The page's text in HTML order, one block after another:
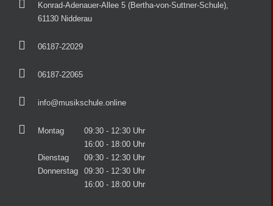
Konrad-Adenauer-Allee 5 (Bertha-von-Suttner-Schule),
61130 Nidderau
06187-22029
06187-22065
info@musikschule.online
Montag
09:30 - 12:30 Uhr
16:00 - 18:00 Uhr
Dienstag
09:30 - 12:30 Uhr
Donnerstag
09:30 - 12:30 Uhr
16:00 - 18:00 Uhr